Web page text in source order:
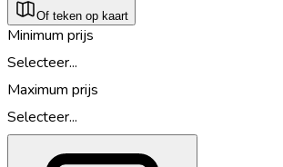
Of teken op kaart
Minimum prijs
Selecteer...
Maximum prijs
Selecteer...